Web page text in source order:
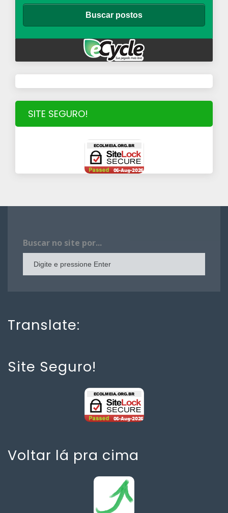
SITE SEGURO!
Buscar no site por...
Translate:
Site Seguro!
Voltar lá pra cima